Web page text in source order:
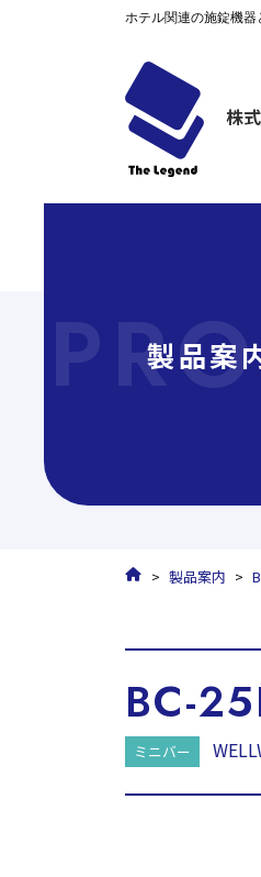
ホテル関連の施錠機
株
製品案
HOME製品案内
BC-
ミニバー